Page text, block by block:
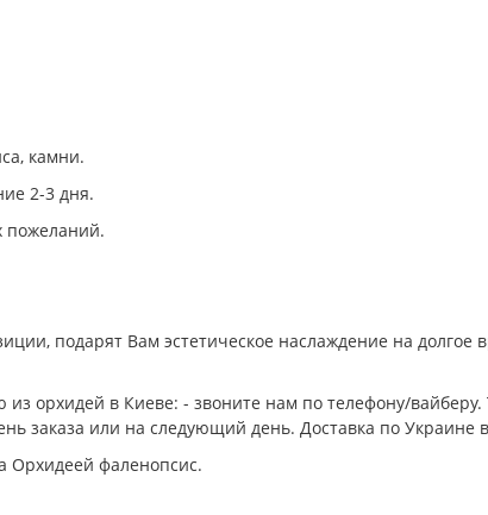
камни.
2-3 дня.
пожеланий.
подарят Вам эстетическое наслаждение на долгое
орхидей в Киеве: - звоните нам по телефону/
заказа или на следующий день. Доставка по
Орхидеей фаленопсис.